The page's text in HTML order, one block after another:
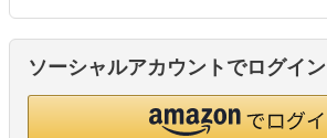
ソーシャルアカウントでログイン